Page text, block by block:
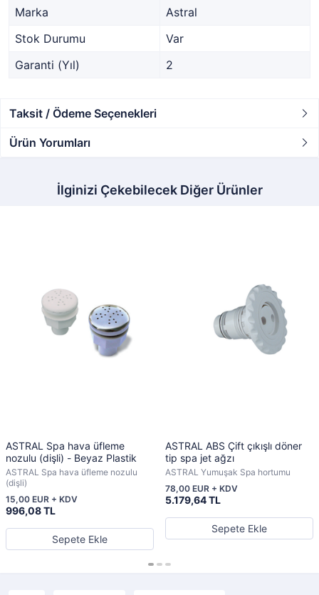
Marka
Astral
Stok Durumu
Var
Garanti (Yıl)
2
Taksit / Ödeme Seçenekleri
Ürün Yorumları
İlginizi Çekebilecek Diğer Ürünler
ASTRAL Spa hava üfleme
nozulu (dişli) - Beyaz Plastik
ASTRAL Spa hava üfleme nozulu
(dişli)
996,08 TL
15,00 EUR + KDV
Sepete Ekle
ASTRAL ABS Çift çıkışlı döner
tip spa jet ağzı
ASTRAL Yumuşak Spa hortumu
5.179,64 TL
78,00 EUR + KDV
Sepete Ekle